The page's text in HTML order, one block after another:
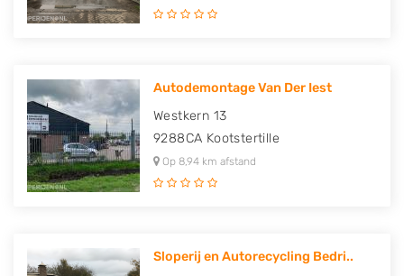
Autodemontage Van Der Iest
Westkern 13
9288CA Kootstertille
Op 8,94 km afstand
Sloperij en Autorecycling Bedri..